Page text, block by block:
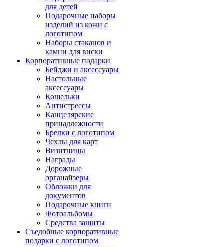
для детей
Подарочные наборы
изделий из кожи с
логотипом
Наборы стаканов и
камни для виски
Корпоративные подарки
Бейджи и аксессуары
Настольные
аксессуары
Кошельки
Антистрессы
Канцелярские
принадлежности
Брелки с логотипом
Чехлы для карт
Визитницы
Награды
Дорожные
органайзеры
Обложки для
документов
Подарочные книги
Фотоальбомы
Средства защиты
Съедобные корпоративные
подарки с логотипом